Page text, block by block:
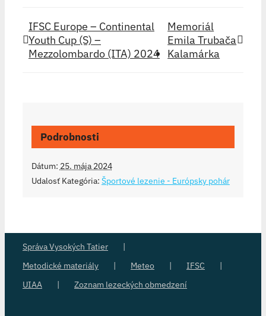
IFSC Europe – Continental
Youth Cup (S) –
Mezzolombardo (ITA) 2024
Memoriál
Emila Trubača
Kalamárka
Podrobnosti
Dátum: 25. mája 2024
Udalosť Kategória: Športové lezenie - Európsky pohár
Správa Vysokých Tatier
Metodické materiály
Meteo
IFSC
UIAA
Zoznam lezeckých obmedzení